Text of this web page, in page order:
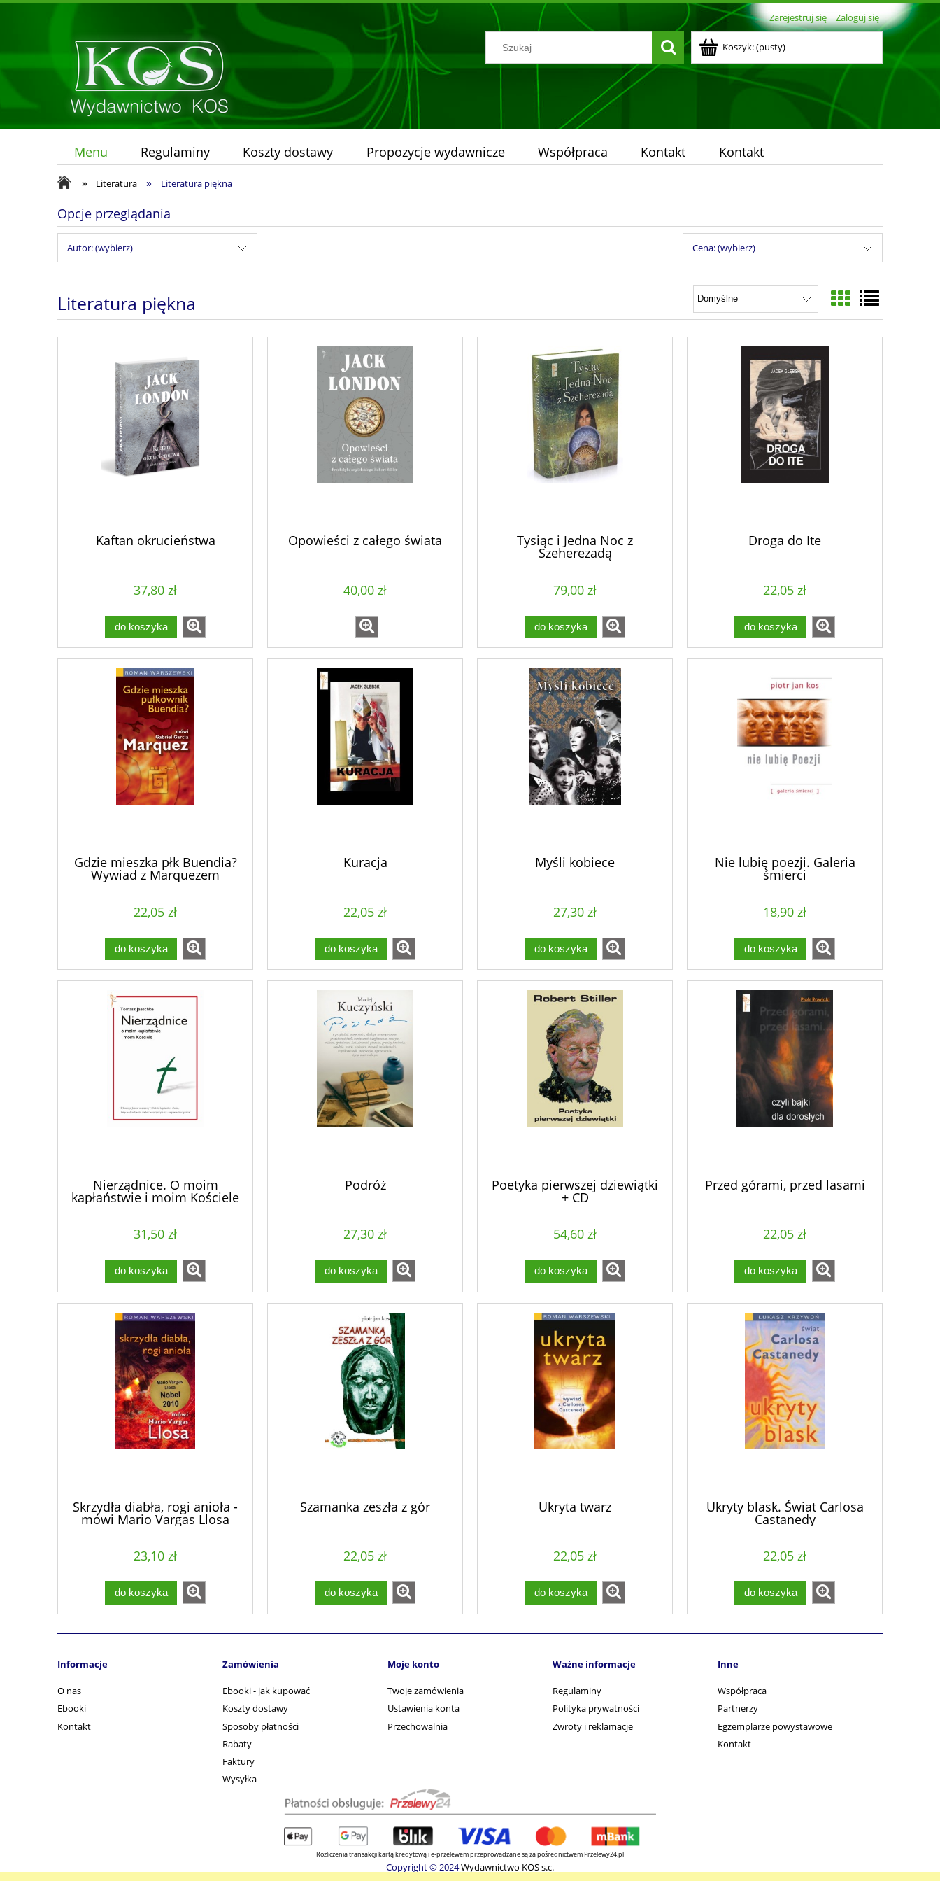
Zarejestruj się Zaloguj się
Koszyk:(pusty)
Menu Regulaminy Koszty dostawy Propozycje wydawnicze Współpraca Kontakt Kontakt
» Literatura » Literatura piękna
Opcje przeglądania
Autor: (wybierz) Cena: (wybierz)
Literatura piękna
Kaftan okrucieństwa
37,80 zł
do koszyka
Opowieści z całego świata
40,00 zł
Tysiąc i Jedna Noc z
Szeherezadą
79,00 zł
do koszyka
Droga do Ite
22,05 zł
do koszyka
Gdzie mieszka płk Buendia?
Wywiad z Marquezem
22,05 zł
do koszyka
Kuracja
22,05 zł
do koszyka
Myśli kobiece
27,30 zł
do koszyka
Nie lubię poezji. Galeria
śmierci
18,90 zł
do koszyka
Nierządnice. O moim
kapłaństwie i moim Kościele
31,50 zł
do koszyka
Podróż
27,30 zł
do koszyka
Poetyka pierwszej dziewiątki
+ CD
54,60 zł
do koszyka
Przed górami, przed lasami
22,05 zł
do koszyka
Skrzydła diabła, rogi anioła -
mówi Mario Vargas Llosa
23,10 zł
do koszyka
Szamanka zeszła z gór
22,05 zł
do koszyka
Ukryta twarz
22,05 zł
do koszyka
Ukryty blask. Świat Carlosa
Castanedy
22,05 zł
do koszyka
Informacje
O nas
Ebooki
Kontakt
Zamówienia
Ebooki - jak kupować
Koszty dostawy
Sposoby płatności
Rabaty
Faktury
Wysyłka
Moje konto
Twoje zamówienia
Ustawienia konta
Przechowalnia
Ważne informacje
Regulaminy
Polityka prywatności
Zwroty i reklamacje
Inne
Współpraca
Partnerzy
Egzemplarze powystawowe
Kontakt
Rozliczenia transakcji kartą kredytową i e-przelewem przeprowadzane są za pośrednictwem Przelewy24.pl
Copyright © 2024Wydawnictwo KOS s.c.